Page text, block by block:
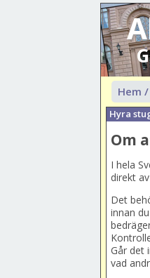
Hem
Hyra
Om
I hela
direkt
Det
innan
Går det
vad